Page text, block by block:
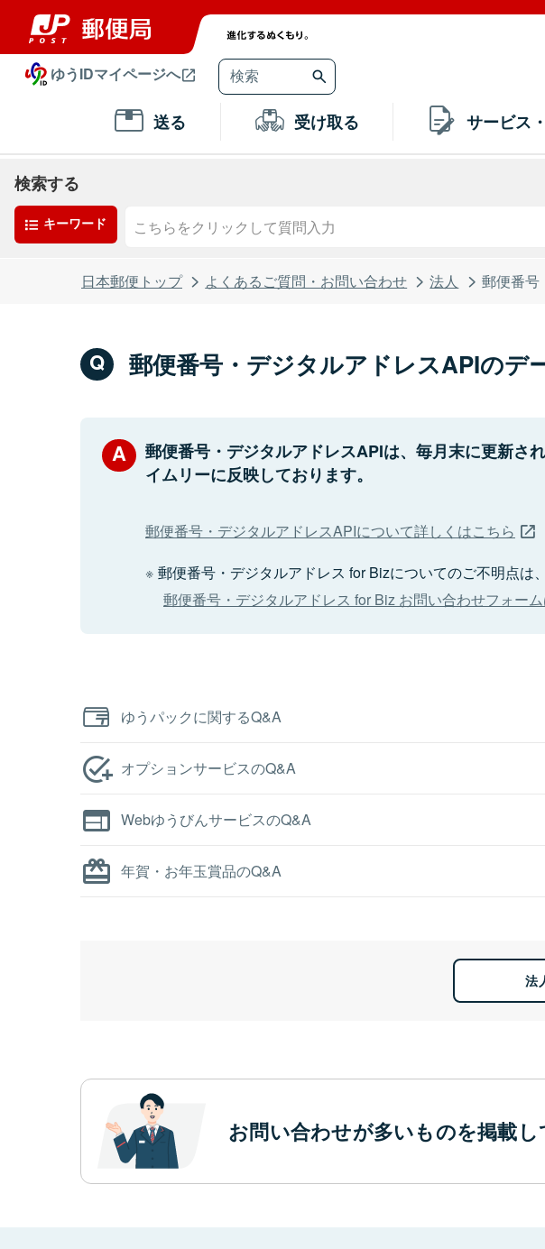
ゆうIDマイページへ
送る 受け取る サービス
検索する
キーワード
日本郵便トップ よくあるご質問・お問い合わせ 法人 郵便番号
郵便番号・デジタルアドレスAPIのデ
郵便番号・デジタルアドレスAPIは、毎月末に更新さ
イムリーに反映しております。
郵便番号・デジタルアドレスAPIについて詳しくはこちら
郵便番号・デジタルアドレス for Bizについてのご不明点は
郵便番号・デジタルアドレス for Biz お問い合わせフォー
ゆうパックに関するQ&A
オプションサービスのQ&A
WebゆうびんサービスのQ&A
年賀・お年玉賞品のQ&A
法
お問い合わせが多いものを掲載し